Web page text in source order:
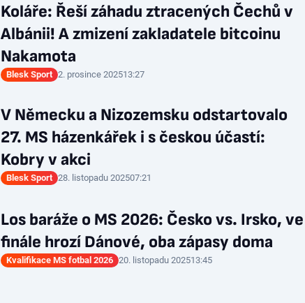
Koláře: Řeší záhadu ztracených Čechů v
Albánii! A zmizení zakladatele bitcoinu
Nakamota
Blesk Sport 2. prosince 202513:27
V Německu a Nizozemsku odstartovalo
27. MS házenkářek i s českou účastí:
Kobry v akci
Blesk Sport 28. listopadu 202507:21
Los baráže o MS 2026: Česko vs. Irsko, ve
finále hrozí Dánové, oba zápasy doma
Kvalifikace MS fotbal 2026 20. listopadu 202513:45